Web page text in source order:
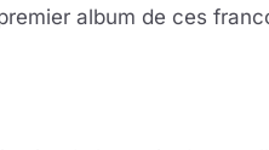
album de ces